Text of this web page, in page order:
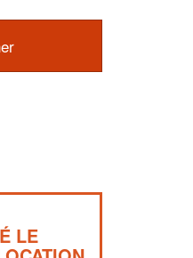
LE